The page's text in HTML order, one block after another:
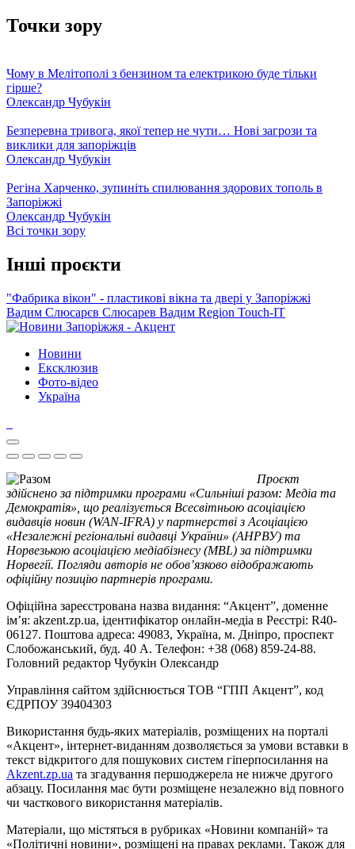
Точки зору
Чому в Мелітополі з бензином та електрикою буде тільки
гірше?
Олександр Чубукін
Безперевна тривога, якої тепер не чути… Нові загрози та
виклики для запоріжців
Олександр Чубукін
Регіна Харченко, зупиніть спилювання здорових тополь в
Запоріжжі
Олександр Чубукін
Всі точки зору
Інші проєкти
"Фабрика вікон" - пластикові вікна та двері у Запоріжжі
Вадим Слюсарєв Слюсарев Вадим Region Touch-IT
Новини
Ексклюзив
Фото-відео
Україна
Проєкт
здійснено за підтримки програми «Сильніші разом: Медіа та
Демократія», що реалізується Всесвітньою асоціацією
видавців новин (WAN-IFRA) у партнерстві з Асоціацією
«Незалежні регіональні видавці України» (АНРВУ) та
Норвезькою асоціацією медіабізнесу (MBL) за підтримки
Норвегії. Погляди авторів не обов’язково відображають
офіційну позицію партнерів програми.
Офіційна зареєстрована назва видання: “Акцент”, доменне
ім’я: akzent.zp.ua, ідентифікатор онлайн-медіа в Реєстрі: R40-
06127. Поштова адреса: 49083, Україна, м. Дніпро, проспект
Слобожанський, буд. 40 А. Телефон: +38 (068) 859-24-88.
Головний редактор Чубукін Олександр
Управління сайтом здійснюється ТОВ “ГПП Акцент”, код
ЄДРПОУ 39404303
Використання будь-яких матеріалів, розміщених на порталі
«Акцент», інтернет-виданням дозволяється за умови вставки в
текст відкритого для пошукових систем гіперпосилання на
Akzent.zp.ua та згадування першоджерела не нижче другого
абзацу. Посилання має бути розміщене незалежно від повного
чи часткового використання матеріалів.
Матеріали, що містяться в рубриках «Новини компаній» та
«Політичні новини», розміщені на правах реклами. Також для